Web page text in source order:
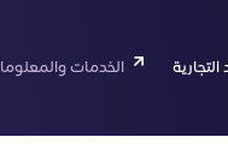
التجارية الخدمات